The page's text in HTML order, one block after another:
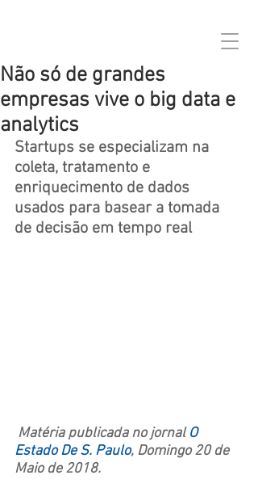
Não só de grandes
empresas vive o big data e
analytics
Startups se especializam na
coleta, tratamento e
enriquecimento de dados
usados para basear a tomada
de decisão em tempo real
Matéria publicada no jornal O
Estado De S. Paulo, Domingo 20 de
Maio de 2018.